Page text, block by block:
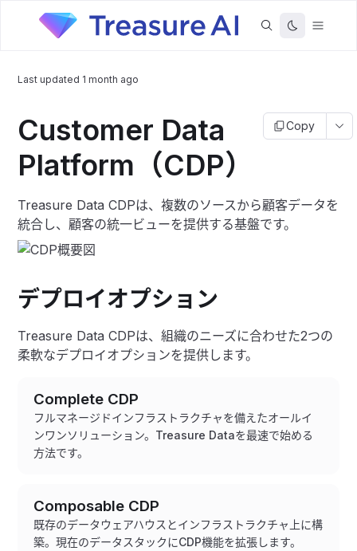
Last updated 1 month ago
Customer Data
Platform（CDP）
Copy
Treasure Data CDPは、複数のソースから顧客データを
統合し、顧客の統一ビューを提供する基盤です。
デプロイオプション
Treasure Data CDPは、組織のニーズに合わせた2つの
柔軟なデプロイオプションを提供します。
Complete CDP
フルマネージドインフラストラクチャを備えたオールイ
ンワンソリューション。Treasure Dataを最速で始める
方法です。
Composable CDP
既存のデータウェアハウスとインフラストラクチャ上に構
築。現在のデータスタックにCDP機能を拡張します。